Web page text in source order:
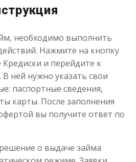
необходимо выполнить
Нажмите на кнопку
Кредиски и перейдите к
ней нужно указать свои
паспортные сведения,
карты. После заполнения
вы получите ответ по
о выдаче займа